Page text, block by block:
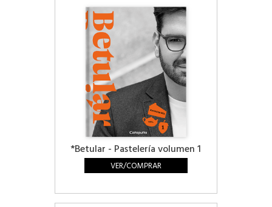
*Betular - Pastelería volumen 1
VER/COMPRAR